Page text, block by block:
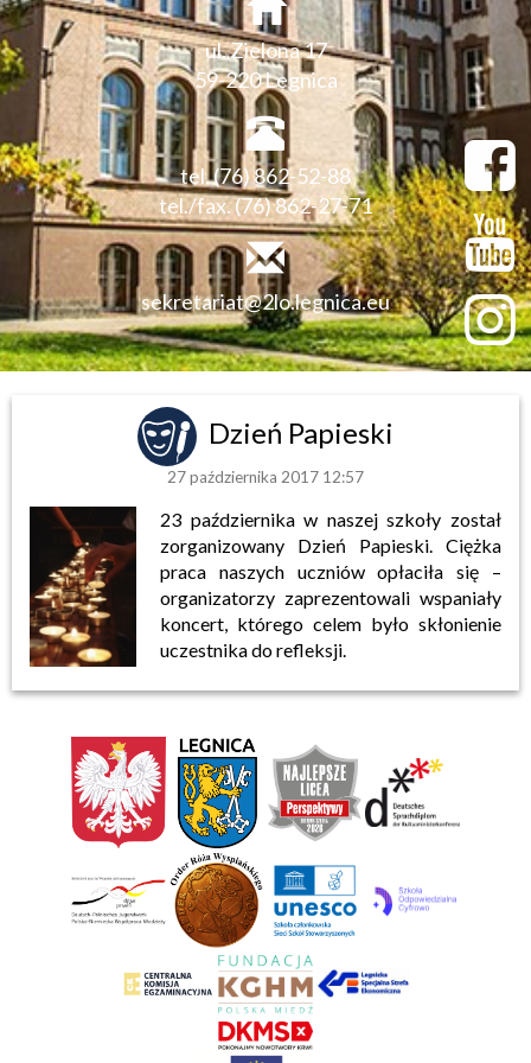
ul. Zielona 17
59-220 Legnica
tel. (76) 862-52-88
tel./fax. (76) 862-27-71
sekretariat@2lo.legnica.eu
Dzień Papieski
27 października 2017 12:57
23 października w naszej szkoły został
zorganizowany Dzień Papieski. Ciężka
praca naszych uczniów opłaciła się –
organizatorzy zaprezentowali wspaniały
koncert, którego celem było skłonienie
uczestnika do refleksji.